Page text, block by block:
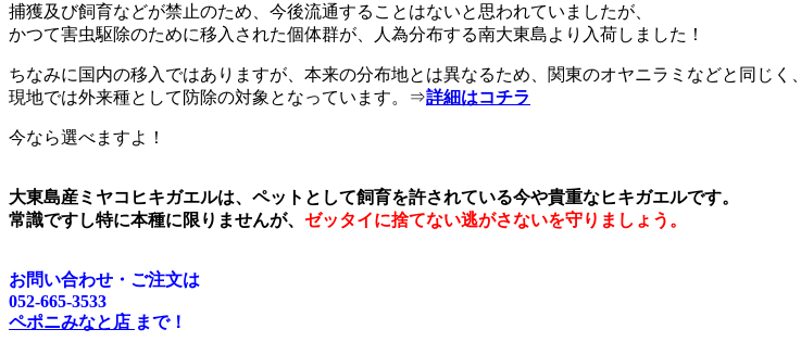
捕獲及び飼育などが禁止のため、今後流通することはないと思われていましたが、
かつて害虫駆除のために移入された個体群が、人為分布する南大東島より入荷しました！
ちなみに国内の移入ではありますが、本来の分布地とは異なるため、関東のオヤニラミなどと同じく、
現地では外来種として防除の対象となっています。⇒詳細はコチラ
今なら選べますよ！
大東島産ミヤコヒキガエルは、ペットとして飼育を許されている今や貴重なヒキガエルです。
常識ですし特に本種に限りませんが、 ゼッタイに捨てない逃がさないを守りましょう。
お問い合わせ・ご注文は
052-665-3533
ペポニみなと店 まで！